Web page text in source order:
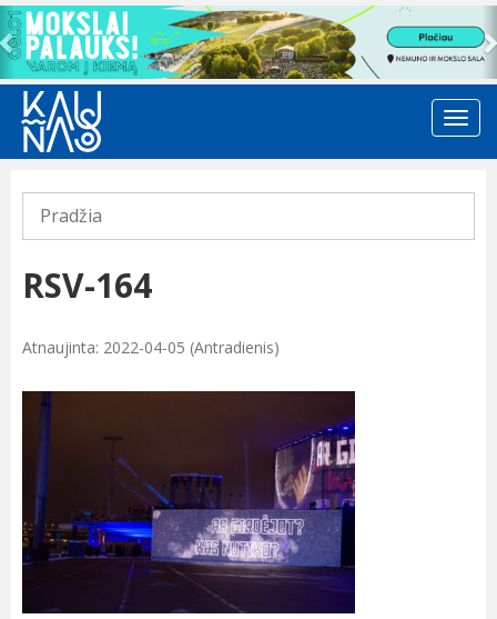
Previous
Pradžia
RSV-164
Atnaujinta: 2022-04-05 (Antradienis)